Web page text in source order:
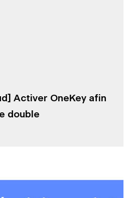
Activer OneKey afin
double